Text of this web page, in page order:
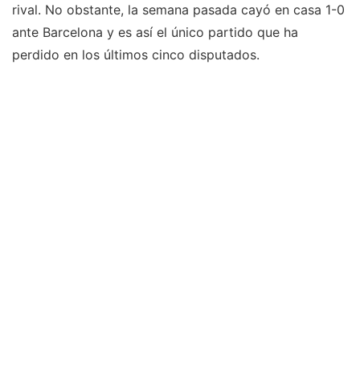
rival. No obstante, la semana pasada cayó en casa 1-0
ante Barcelona y es así el único partido que ha
perdido en los últimos cinco disputados.